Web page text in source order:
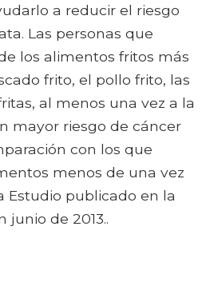
a reducir el riesgo
Las personas que
los alimentos fritos más
frito, el pollo frito, las
al menos una vez a la
mayor riesgo de cáncer
con los que
menos de una vez
Estudio publicado en la
junio de 2013..